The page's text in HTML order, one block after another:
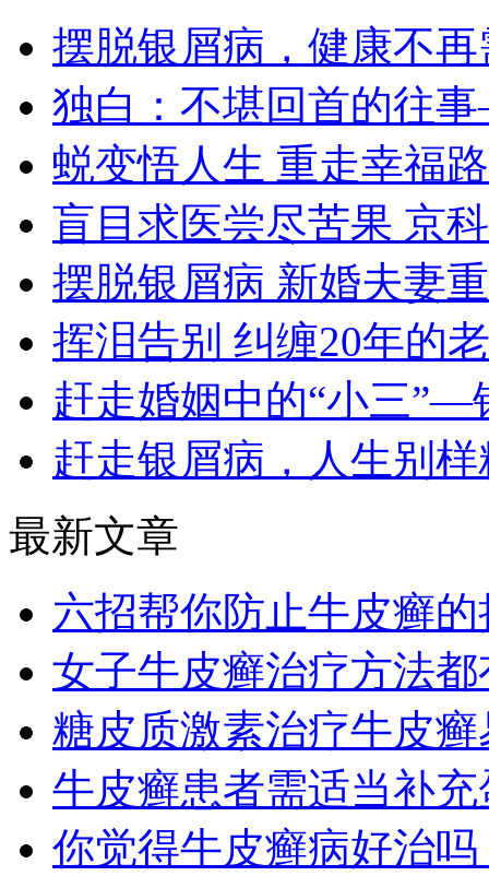
摆脱银屑病，健康不
独白：不堪回首的往
蜕变悟人生 重走幸福路
盲目求医尝尽苦果 京
摆脱银屑病 新婚夫妻
挥泪告别 纠缠20年的
赶走婚姻中的“小三”—
赶走银屑病，人生别
最新文章
六招帮你防止牛皮癣
女子牛皮癣治疗方法
糖皮质激素治疗牛皮
牛皮癣患者需适当补
你觉得牛皮癣病好治